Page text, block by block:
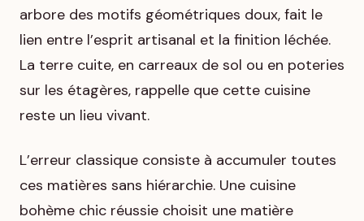
arbore des motifs géométriques doux, fait le
lien entre l’esprit artisanal et la finition léchée.
La terre cuite, en carreaux de sol ou en poteries
sur les étagères, rappelle que cette cuisine
reste un lieu vivant.
L’erreur classique consiste à accumuler toutes
ces matières sans hiérarchie. Une cuisine
bohème chic réussie choisit une matière